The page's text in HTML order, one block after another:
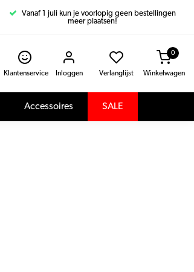
Vanaf 1 juli kun je voorlopig geen bestellingen
meer plaatsen!
Klantenservice Inloggen Verlanglijst Winkelwagen
0
Accessoires SALE